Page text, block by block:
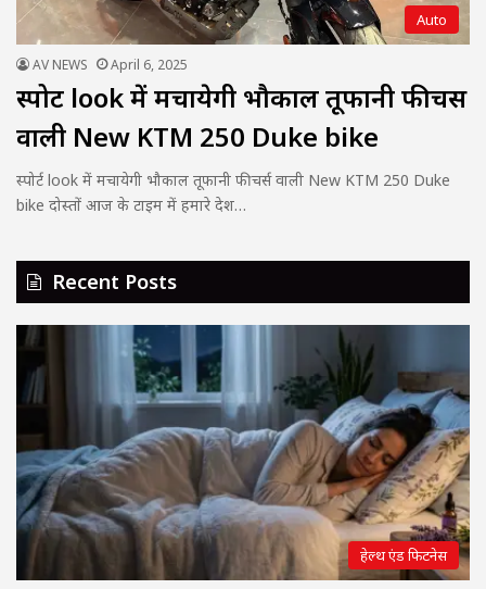
Auto
AV NEWS April 6, 2025
स्पोर्ट look में मचायेगी भौकाल तूफानी फीचर्स
वाली New KTM 250 Duke bike
स्पोर्ट look में मचायेगी भौकाल तूफानी फीचर्स वाली New KTM 250 Duke
bike दोस्तों आज के टाइम में हमारे देश…
Recent Posts
हेल्थ एंड फिटनेस